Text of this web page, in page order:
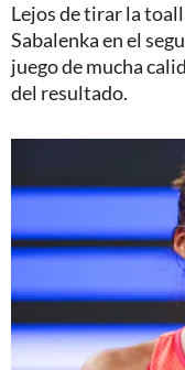
Lejos de tirar la
Sabalenka en el
juego de mucha
del resultado.